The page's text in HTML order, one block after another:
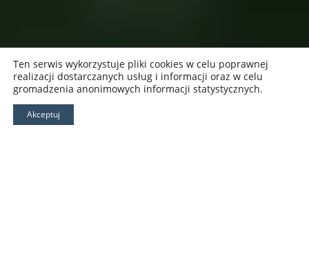
Ten serwis wykorzystuje pliki cookies w celu poprawnej
realizacji dostarczanych usług i informacji oraz w celu
gromadzenia anonimowych informacji statystycznych.
Akceptuj